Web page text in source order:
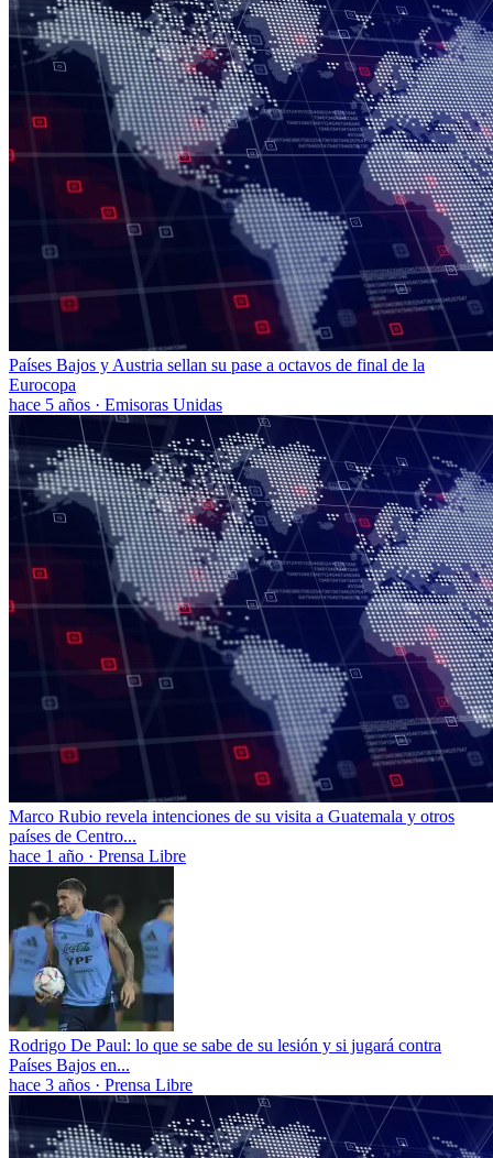
Países Bajos y Austria sellan su pase a octavos de final de la
Eurocopa
hace 5 años · Emisoras Unidas
Marco Rubio revela intenciones de su visita a Guatemala y otros
países de Centro...
hace 1 año · Prensa Libre
Rodrigo De Paul: lo que se sabe de su lesión y si jugará contra
Países Bajos en...
hace 3 años · Prensa Libre